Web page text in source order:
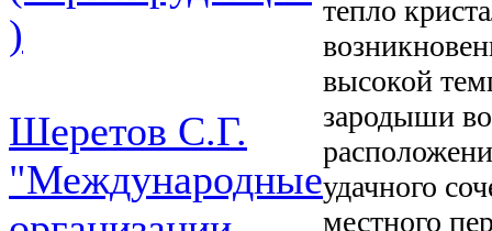
)
Шеретов С.Г.
"Международные
тепло
высокой
зародыши
удачного
местного